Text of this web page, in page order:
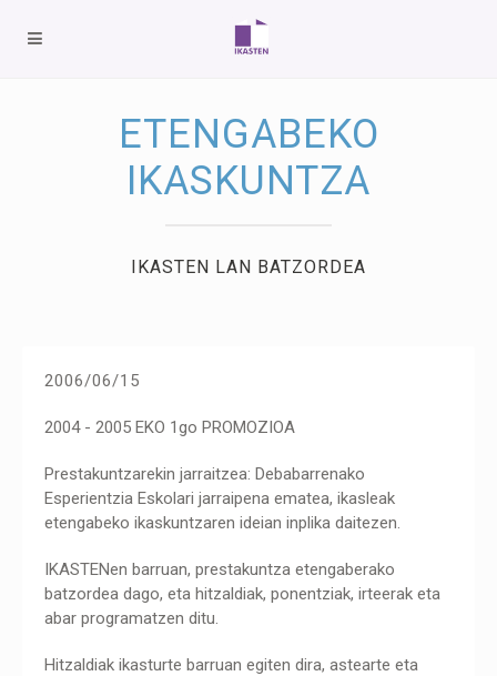
ETENGABEKO
IKASKUNTZA
IKASTEN LAN BATZORDEA
2006/06/15
2004 - 2005 EKO 1go PROMOZIOA
Prestakuntzarekin jarraitzea: Debabarrenako
Esperientzia Eskolari jarraipena ematea, ikasleak
etengabeko ikaskuntzaren ideian inplika daitezen.
IKASTENen barruan, prestakuntza etengaberako
batzordea dago, eta hitzaldiak, ponentziak, irteerak eta
abar programatzen ditu.
Hitzaldiak ikasturte barruan egiten dira, astearte eta